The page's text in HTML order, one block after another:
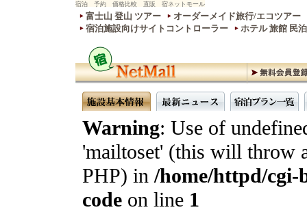
宿泊 予約 価格比較 直販 宿ネットモール
富士山 登山 ツアー
オーダーメイド旅行/エコツアー
宿泊施設向けサイトコントローラー
ホテル 旅館 民
Warning: Use of
'mailtoset' (this will throw
PHP) in/home/httpd/cgi-
code on line 1